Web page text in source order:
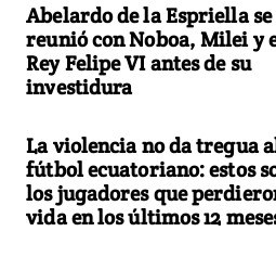
Abelardo de la Espriella se
reunió con Noboa, Milei y
Rey Felipe VI antes de su
investidura
La violencia no da tregua
fútbol ecuatoriano: estos
los jugadores que
vida en los últimos 12